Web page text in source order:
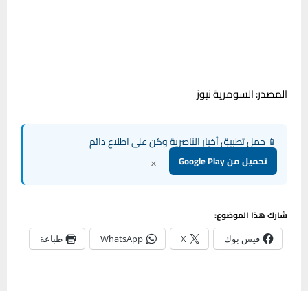
المصدر: السومرية نيوز
📱 حمل تطبيق أخبار الناصرية وكن على اطلاع دائم
تحميل من Google Play ×
شارك هذا الموضوع:
فيس بوك X
WhatsApp طباعة